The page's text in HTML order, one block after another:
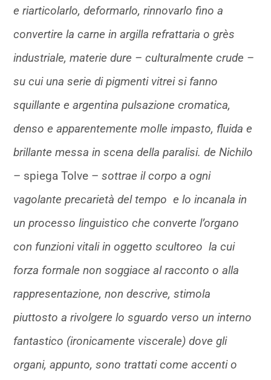
e riarticolarlo, deformarlo, rinnovarlo fino a
convertire la carne in argilla refrattaria o grès
industriale, materie dure – culturalmente crude –
su cui una serie di pigmenti vitrei si fanno
squillante e argentina pulsazione cromatica,
denso e apparentemente molle impasto, fluida e
brillante messa in scena della paralisi. de Nichilo
– spiega Tolve – sottrae il corpo a ogni
vagolante precarietà del tempo e lo incanala in
un processo linguistico che converte l’organo
con funzioni vitali in oggetto scultoreo la cui
forza formale non soggiace al racconto o alla
rappresentazione, non descrive, stimola
piuttosto a rivolgere lo sguardo verso un interno
fantastico (ironicamente viscerale) dove gli
organi, appunto, sono trattati come accenti o